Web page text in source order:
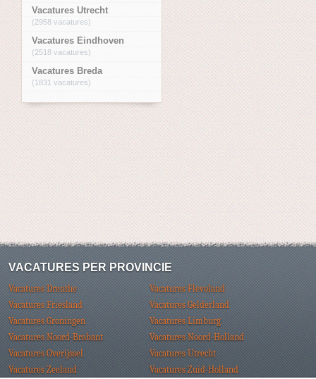
Vacatures Utrecht
(2958 vacatures)
Vacatures Eindhoven
(2518 vacatures)
Vacatures Breda
(1831 vacatures)
VACATURES PER PROVINCIE
Vacatures Drenthe
Vacatures Flevoland
Vacatures Friesland
Vacatures Gelderland
Vacatures Groningen
Vacatures Limburg
Vacatures Noord-Brabant
Vacatures Noord-Holland
Vacatures Overijssel
Vacatures Utrecht
Vacatures Zeeland
Vacatures Zuid-Holland